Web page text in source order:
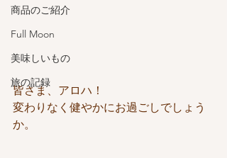
商品のご紹介
Full Moon
美味しいもの
旅の記録
皆さま、アロハ！
変わりなく健やかにお過ごしでしょう
か。